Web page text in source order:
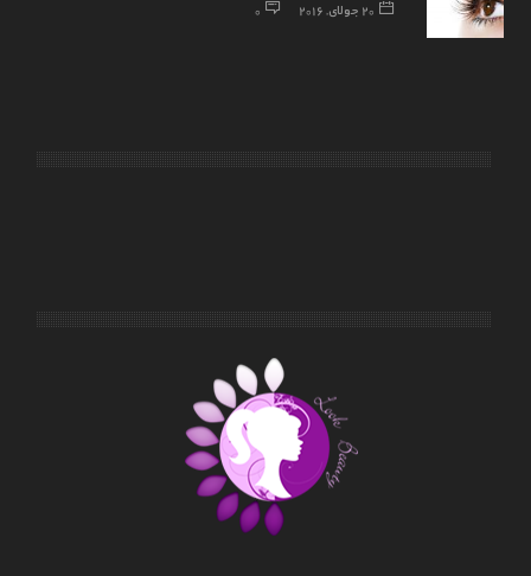
20 جولای, 2016 0